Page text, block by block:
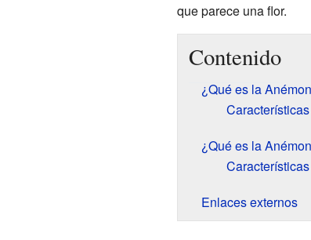
que parece una flor.
Contenido
¿Qué es la
¿Qué es la
Enlaces externos